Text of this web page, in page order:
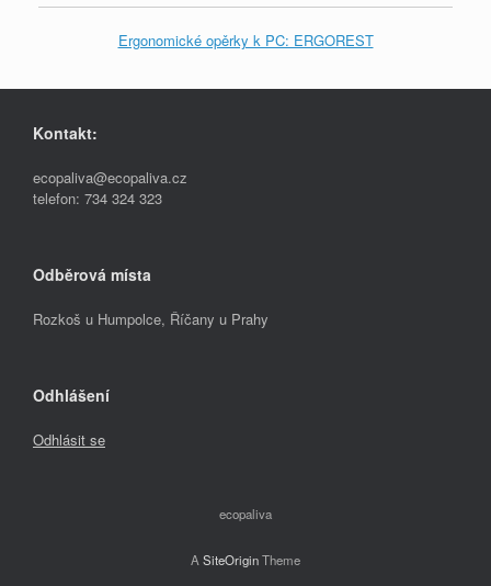
Ergonomické opěrky k PC: ERGOREST
Kontakt:
ecopaliva@ecopaliva.cz
telefon: 734 324 323
Odběrová místa
Rozkoš u Humpolce, Říčany u Prahy
Odhlášení
Odhlásit se
ecopaliva
A SiteOriginTheme